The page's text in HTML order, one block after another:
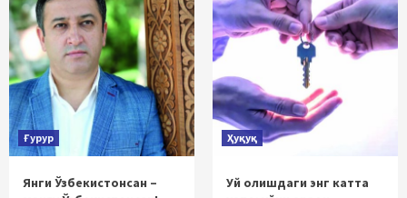
Ғурур
Янги Ўзбекистонсан –
Ҳуқуқ
Уй олишдаги энг катта